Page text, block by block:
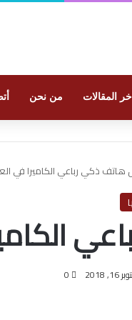
أخر المقالات من نحن
2018
0